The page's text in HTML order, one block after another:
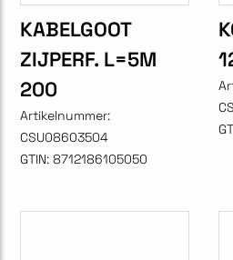
KABELGOOT
ZIJPERF. L=5M
200
Artikelnummer:
CSU08603504
GTIN: 8712186105050